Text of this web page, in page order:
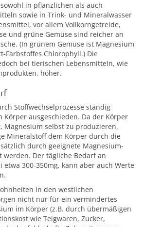
in pflanzlichen als auch
sowie in Trink- und Mineralwasser
vor allem Vollkorngetreide,
und grüne Gemüse sind reicher an
(In grünem Gemüse ist Magnesium
Farbstoffes Chlorophyll.) Die
bei tierischen Lebensmitteln, wie
höher.
Stoffwechselprozesse ständig
Körper ausgeschieden. Da der Körper
Magnesium selbst zu produzieren,
Mineralstoff dem Körper durch die
durch geeignete Magnesium-
werden. Der tägliche Bedarf an
etwa 300-350mg, kann aber auch Werte
in den westlichen
nicht nur für ein vermindertes
im Körper (z.B. durch übermäßigen
wie Teigwaren, Zucker,